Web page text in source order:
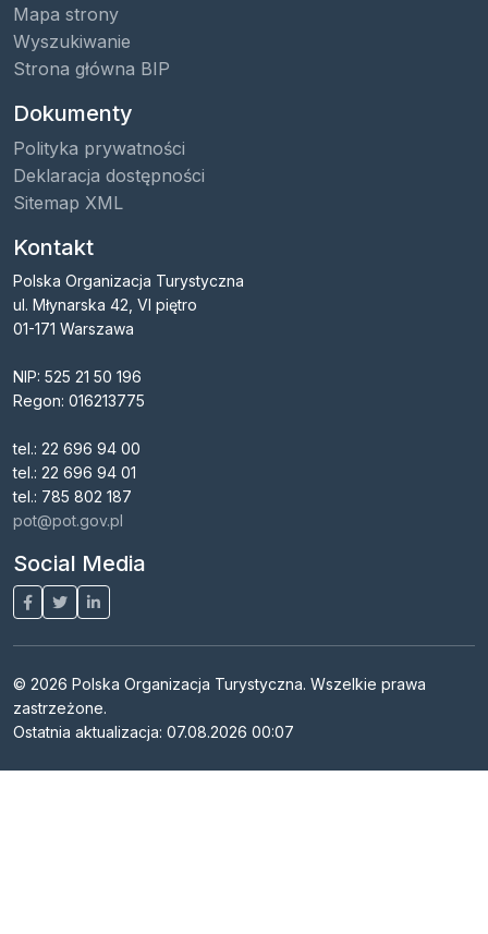
Mapa strony
Wyszukiwanie
Strona główna BIP
Dokumenty
Polityka prywatności
Deklaracja dostępności
Sitemap XML
Kontakt
Polska Organizacja Turystyczna
ul. Młynarska 42, VI piętro
01-171 Warszawa
NIP: 525 21 50 196
Regon: 016213775
tel.: 22 696 94 00
tel.: 22 696 94 01
tel.: 785 802 187
pot@pot.gov.pl
Social Media
© 2026 Polska Organizacja Turystyczna. Wszelkie prawa
zastrzeżone.
Ostatnia aktualizacja: 07.08.2026 00:07